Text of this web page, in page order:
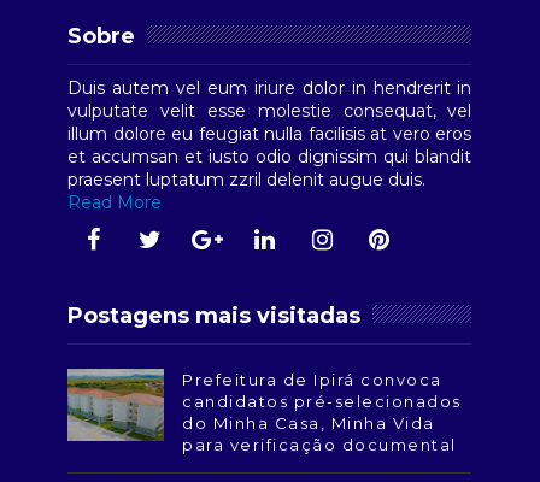
Sobre
Duis autem vel eum iriure dolor in hendrerit in
vulputate velit esse molestie consequat, vel
illum dolore eu feugiat nulla facilisis at vero eros
et accumsan et iusto odio dignissim qui blandit
praesent luptatum zzril delenit augue duis.
Read More
Postagens mais visitadas
Prefeitura de Ipirá convoca
candidatos pré-selecionados
do Minha Casa, Minha Vida
para verificação documental